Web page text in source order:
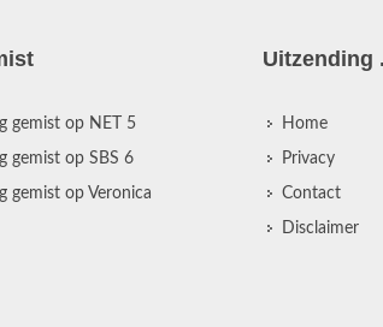
gemist op NET 5
gemist op SBS 6
gemist op Veronica
Uitzending
Home
Privacy
Contact
Disclaimer